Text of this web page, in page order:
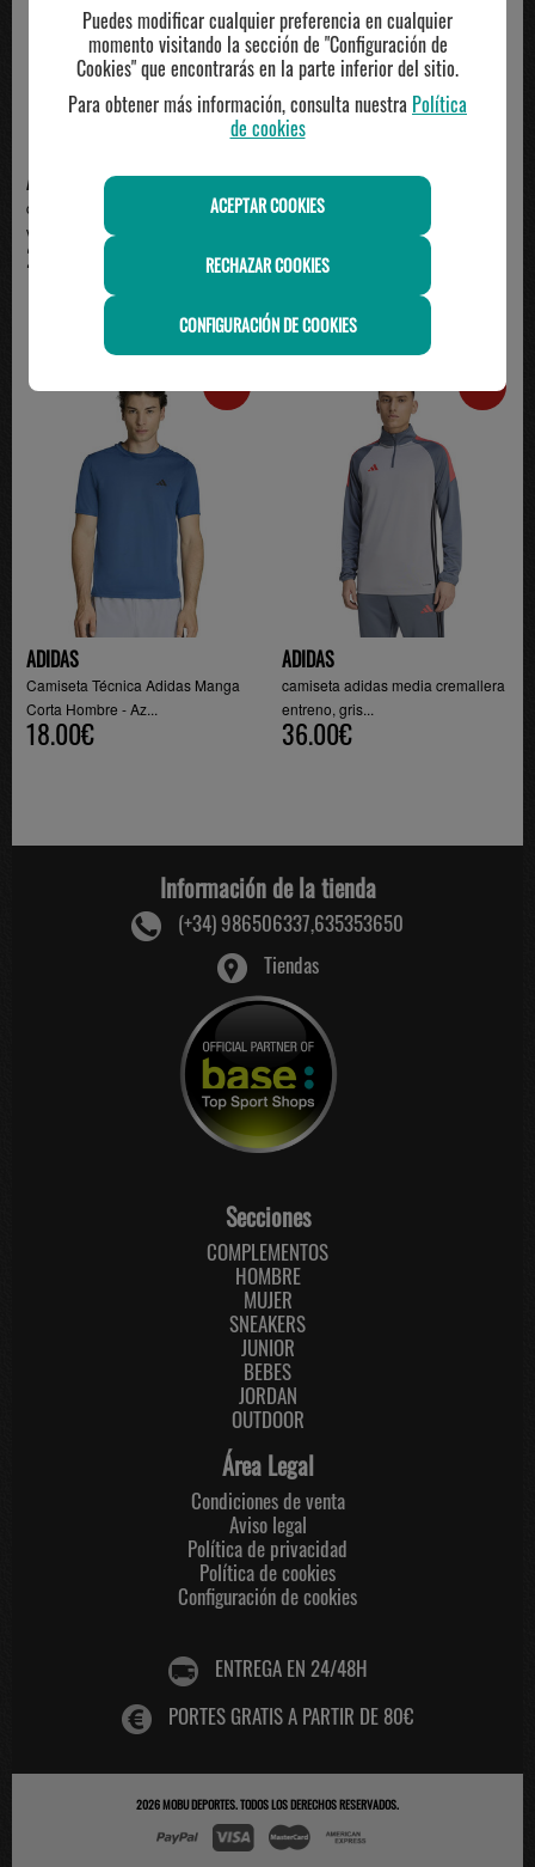
ADIDAS
camiseta técnica hombre adidas,
verde
23.00€
ADIDAS
camiseta adidas manga corta
algodón técnico, ma...
35.00€
ADIDAS
Camiseta Técnica Adidas Manga
Corta Hombre - Az...
18.00€
ADIDAS
camiseta adidas media cremallera
entreno, gris...
36.00€
Información de la tienda
(+34) 986506337,635353650
Tiendas
Secciones
COMPLEMENTOS
HOMBRE
MUJER
SNEAKERS
JUNIOR
BEBES
JORDAN
OUTDOOR
Área Legal
Condiciones de venta
Aviso legal
Política de privacidad
Política de cookies
Configuración de cookies
ENTREGA EN 24/48H
PORTES GRATIS A PARTIR DE 80€
2026MOBU DEPORTES. TODOS LOS DERECHOS RESERVADOS.
Puedes modificar cualquier preferencia en cualquier
momento visitando la sección de "Configuración de
Cookies" que encontrarás en la parte inferior del sitio.
Para obtener más información, consulta nuestra Política
de cookies
ACEPTAR COOKIES
RECHAZAR COOKIES
CONFIGURACIÓN DE COOKIES